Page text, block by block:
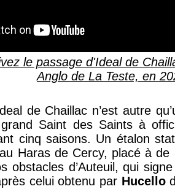
le passage d'Ideal de
Anglo de La Teste, en
de Chaillac n’est autre
Saint des Saints à
cinq saisons. Un étalon
Haras de Cercy, placé à
obstacles d’Auteuil, qui
celui obtenu par Hucello